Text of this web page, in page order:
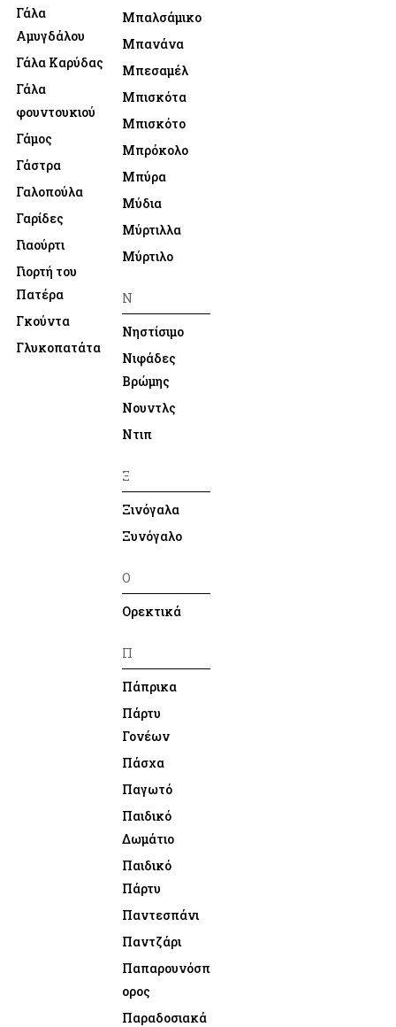
Γάλα
Αμυγδάλου
Γάλα Καρύδας
Γάλα
φουντουκιού
Γάμος
Γάστρα
Γαλοπούλα
Γαρίδες
Γιαούρτι
Γιορτή του
Πατέρα
Γκούντα
Γλυκοπατάτα
Μπαλσάμικο
Μπανάνα
Μπεσαμέλ
Μπισκότα
Μπισκότο
Μπρόκολο
Μπύρα
Μύδια
Μύρτιλλα
Μύρτιλο
Ν
Νηστίσιμο
Νιφάδες
Βρώμης
Νουντλς
Ντιπ
Ξ
Ξινόγαλα
Ξυνόγαλο
Ο
Ορεκτικά
Π
Πάπρικα
Πάρτυ
Γονέων
Πάσχα
Παγωτό
Παιδικό
Δωμάτιο
Παιδικό
Πάρτυ
Παντεσπάνι
Παντζάρι
Παπαρουνόσπ
ορος
Παραδοσιακά